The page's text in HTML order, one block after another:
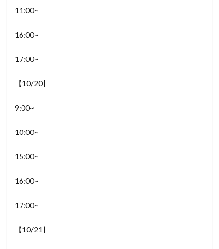
11:00~
16:00~
17:00~
【10/20】
9:00~
10:00~
15:00~
16:00~
17:00~
【10/21】